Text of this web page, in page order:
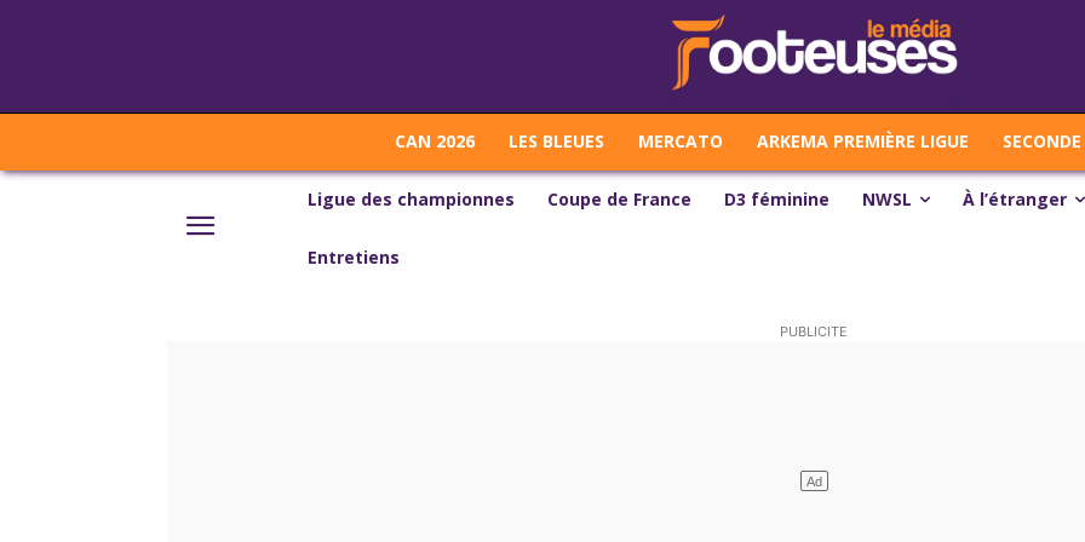
CAN 2026 LES BLEUES MERCATO ARKEMA PREMIÈRE LIGUE
Ligue des championnes Coupe de France D3 féminine NWSL À l’étranger
Entretiens